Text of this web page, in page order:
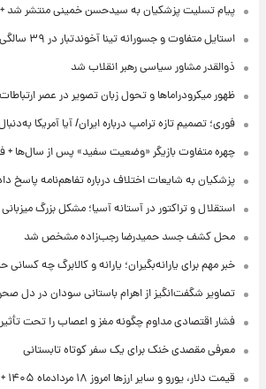
پیام تسلیت پزشکیان به سیدحسن خمینی منتشر شد
استایل متفاوت و جسورانه تینا آخوندتبار در ۳۹ سالگی + عکس
ذوالقدر مشاور سیاسی رهبر انقلاب شد
ظهور میکرودراماها و تحول زبان تصویر در عصر
فوری؛ تصمیم تازه ترامپ درباره ایران/ آیا آمریکا
چهره متفاوت بازیگر «وضعیت سفید» پس از سال‌ها +
پزشکیان به شایعات اختلاف درباره تفاهم‌نامه پاسخ
استقلال و تراکتور در آستانه آسیا؛ مشکل بزرگ
محل کشف جسد حمیدرضا رجب‌زاده مشخص شد
خبر مهم برای یارانه‌بگیران؛ یارانه و کالابرگ چه
تصاویر شگفت‌انگیز از اهرام باستانی سودان در دل
فشار اقتصادی مداوم چگونه مغز و اعصاب را تحت
معرفی مقصدی خنک برای یک سفر کوتاه تابستانی
قیمت دلار، یورو و سایر ارزها امروز ۱۸ مردادماه ۱۴۰۵ + جدول